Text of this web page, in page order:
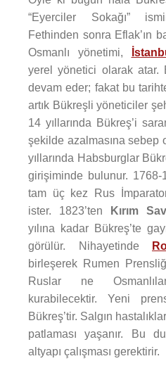
“Eyerciler Sokağı”
Fethinden sonra Eflak’ın
Osmanlı yönetimi,
yerel yönetici olarak atar.
devam eder; fakat bu
artık Bükreşli yöneticiler
14 yıllarında Bükreş’i
şekilde azalmasına sebep
yıllarında Habsburglar
girişiminde bulunur. 1768-
tam üç kez Rus
ister. 1823’ten
Kırım
yılına kadar Bükreş’te
görülür. Nihayetinde
birleşerek Rumen
Ruslar ne
kurabilecektir. Yeni
Bükreş’tir. Salgın
patlaması yaşanır. Bu
altyapı çalışması gerektirir.